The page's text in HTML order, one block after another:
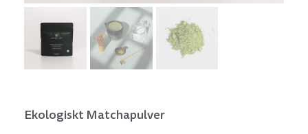
Ekologiskt Matchapulver